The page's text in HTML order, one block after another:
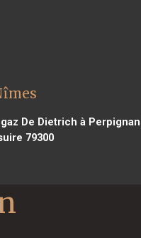
De Dietrich à Perpignan
79300